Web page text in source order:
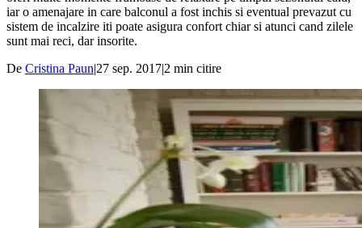
iar o amenajare in care balconul a fost inchis si eventual prevazut cu
sistem de incalzire iti poate asigura confort chiar si atunci cand zilele
sunt mai reci, dar insorite.
De Cristina Paun|27 sep. 2017|2 min citire